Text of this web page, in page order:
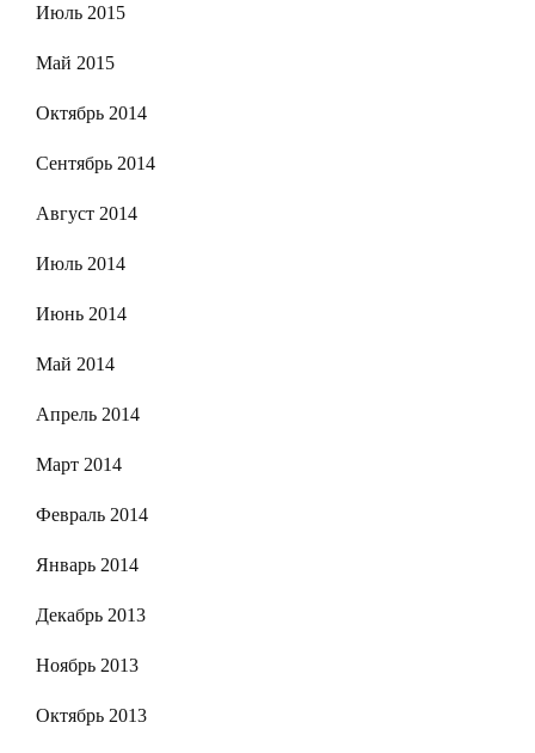
Июль 2015
Май 2015
Октябрь 2014
Сентябрь 2014
Август 2014
Июль 2014
Июнь 2014
Май 2014
Апрель 2014
Март 2014
Февраль 2014
Январь 2014
Декабрь 2013
Ноябрь 2013
Октябрь 2013